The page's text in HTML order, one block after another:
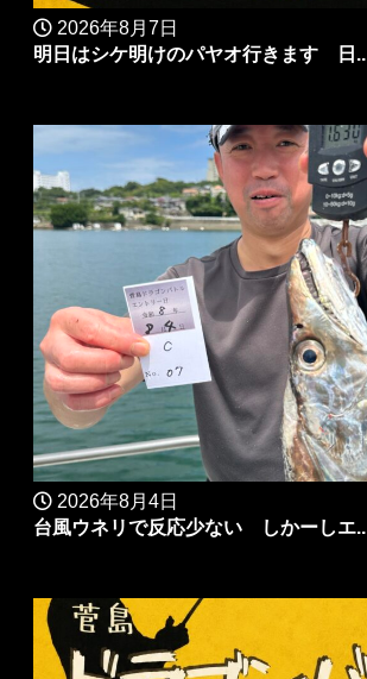
2026年8月7日
明日はシケ明けのパヤオ行きます 日..
2026年8月4日
台風ウネリで反応少ない しかーしエ..